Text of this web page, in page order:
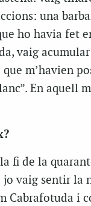
una
ho havia fet
vaig acumular
m’havien
En aquell
fi de la
jo vaig sentir la
Cabrafotuda i